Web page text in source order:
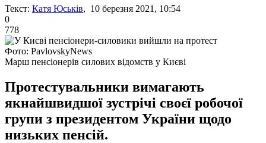
Текст: Катя Юськів, 10 березня 2021, 10:54
0
778
Фото: PavlovskyNews
Марш пенсіонерів силових відомств у Києві
Протестувальники вимагають
якнайшвидшої зустрічі своєї робочої
групи з президентом України щодо
низьких пенсій.